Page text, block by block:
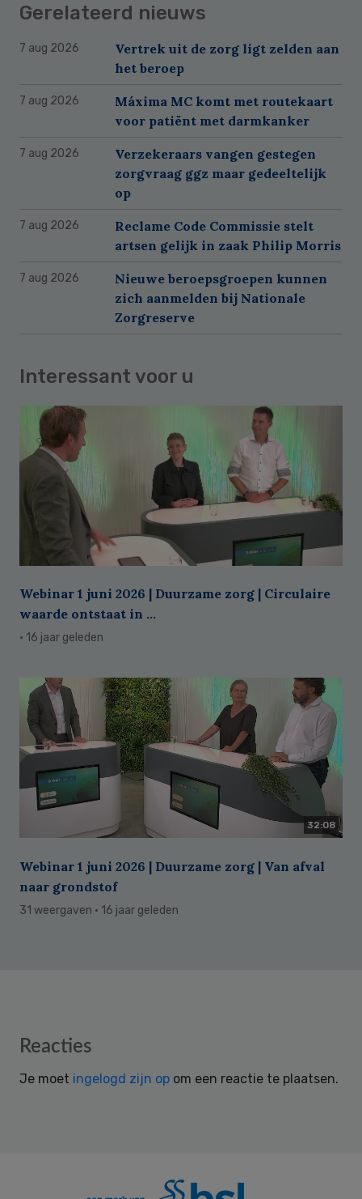
Gerelateerd nieuws
7 aug 2026
Vertrek uit de zorg ligt zelden aan
het beroep
7 aug 2026
Máxima MC komt met routekaart
voor patiënt met darmkanker
7 aug 2026
Verzekeraars vangen gestegen
zorgvraag ggz maar gedeeltelijk
op
7 aug 2026
Reclame Code Commissie stelt
artsen gelijk in zaak Philip Morris
7 aug 2026
Nieuwe beroepsgroepen kunnen
zich aanmelden bij Nationale
Zorgreserve
Interessant voor u
Webinar 1 juni 2026 | Duurzame zorg | Circulaire
waarde ontstaat in ...
· 16 jaar geleden
32:08
Webinar 1 juni 2026 | Duurzame zorg | Van afval
naar grondstof
31 weergaven · 16 jaar geleden
Reader
Reacties
Je moet ingelogd zijn op om een reactie te plaatsen.